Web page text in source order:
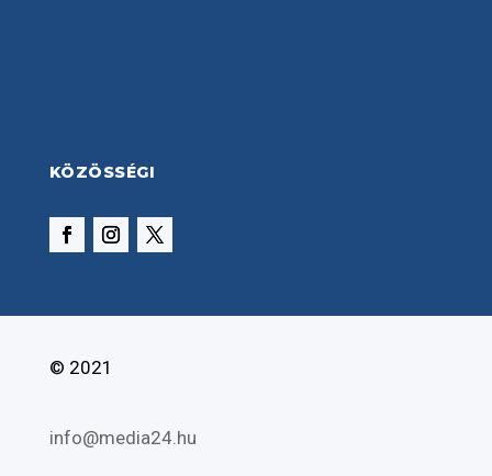
KÖZÖSSÉGI
© 2021
info@media24.hu